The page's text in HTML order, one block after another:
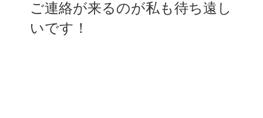
ご連絡が来るのが私も待ち遠し
いです！